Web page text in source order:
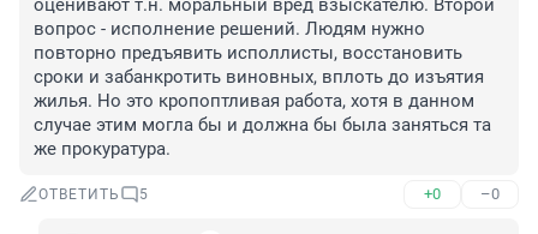
оценивают т.н. моральный вред взыскателю. Второй
вопрос - исполнение решений. Людям нужно
повторно предъявить исполлисты, восстановить
сроки и забанкротить виновных, вплоть до изъятия
жилья. Но это кропоптливая работа, хотя в данном
случае этим могла бы и должна бы была заняться та
же прокуратура.
ОТВЕТИТЬ 5 +0 –0